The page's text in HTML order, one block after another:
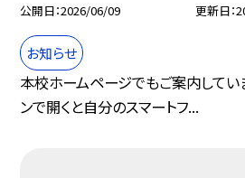
公開日 2026/06/09 更新日
お知らせ
本校ホームページでもご案内してい
ンで開くと自分のスマートフ...